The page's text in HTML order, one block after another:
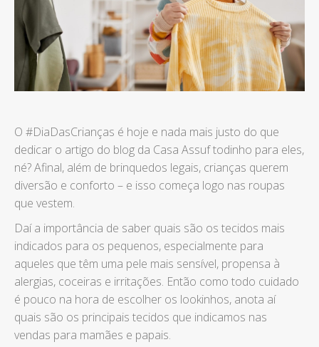
O #DiaDasCrianças é hoje e nada mais justo do que
dedicar o artigo do blog da Casa Assuf todinho para eles,
né? Afinal, além de brinquedos legais, crianças querem
diversão e conforto – e isso começa logo nas roupas
que vestem.
Daí a importância de saber quais são os tecidos mais
indicados para os pequenos, especialmente para
aqueles que têm uma pele mais sensível, propensa à
alergias, coceiras e irritações. Então como todo cuidado
é pouco na hora de escolher os lookinhos, anota aí
quais são os principais tecidos que indicamos nas
vendas para mamães e papais.